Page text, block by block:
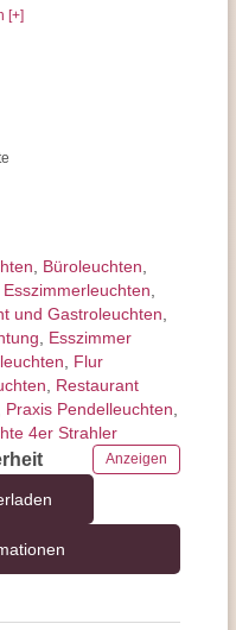
Büroleuchten
Esszimmer­­leuchten
und Gastroleuchten
Esszimmer
Flur
Restaurant
Praxis Pendelleuchten
4er Strahler
Anzeigen
[+]